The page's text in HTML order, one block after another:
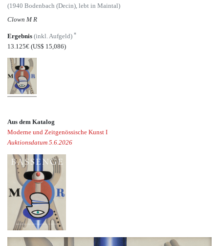
(1940 Bodenbach (Decin), lebt in Maintal)
Clown M R
Ergebnis (inkl. Aufgeld) *
13.125€ (US$ 15,086)
Aus dem Katalog
Moderne und Zeitgenössische Kunst I
Auktionsdatum 5.6.2026